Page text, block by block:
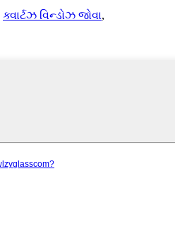
ક્વાર્ટઝ વિન્ડોઝ જોવા,